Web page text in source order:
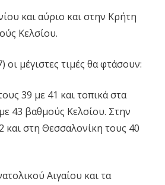
και αύριο και στην Κρήτη
Κελσίου.
μέγιστες τιμές θα φτάσουν:
39 με 41 και τοπικά στα
43 βαθμούς Κελσίου. Στην
και στη Θεσσαλονίκη τους 40
Αιγαίου και τα